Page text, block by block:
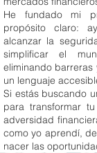
He fundado mi
propósito claro:
alcanzar la
simplificar el
eliminando
un lenguaje
Si estás buscando
para transformar
adversidad
como yo aprendí,
nacer las